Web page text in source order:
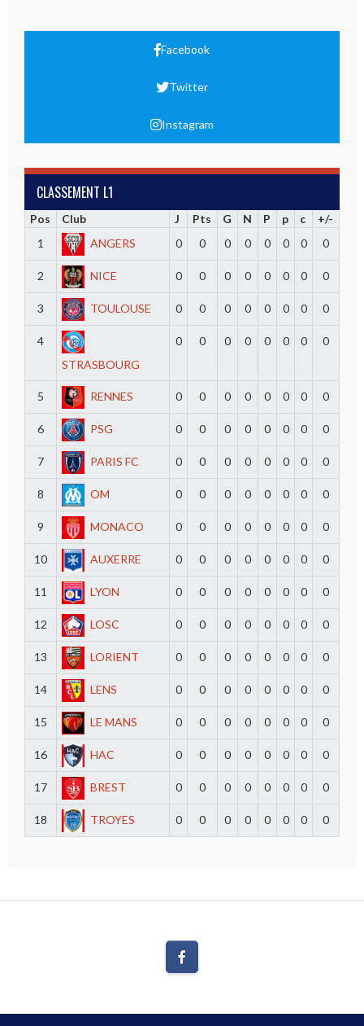
Facebook
Twitter
Instagram
CLASSEMENT L1
Pos Club J Pts G N P p c
+/-
1
ANGERS 0 0 0 0 0 0 0 0
2 NICE 0 0 0 0 0 0 0 0
3 TOULOUSE 0 0 0 0 0 0 0 0
4
STRASBOURG
0 0 0 0 0 0 0 0
5 RENNES 0 0 0 0 0 0 0 0
6 PSG 0 0 0 0 0 0 0 0
7 PARIS FC 0 0 0 0 0 0 0 0
8 OM 0 0 0 0 0 0 0 0
9 MONACO 0 0 0 0 0 0 0 0
10 AUXERRE 0 0 0 0 0 0 0 0
11 LYON 0 0 0 0 0 0 0 0
12 LOSC 0 0 0 0 0 0 0 0
13 LORIENT 0 0 0 0 0 0 0 0
14 LENS 0 0 0 0 0 0 0 0
15 LE MANS 0 0 0 0 0 0 0 0
16 HAC 0 0 0 0 0 0 0 0
17 BREST 0 0 0 0 0 0 0 0
18 TROYES 0 0 0 0 0 0 0 0